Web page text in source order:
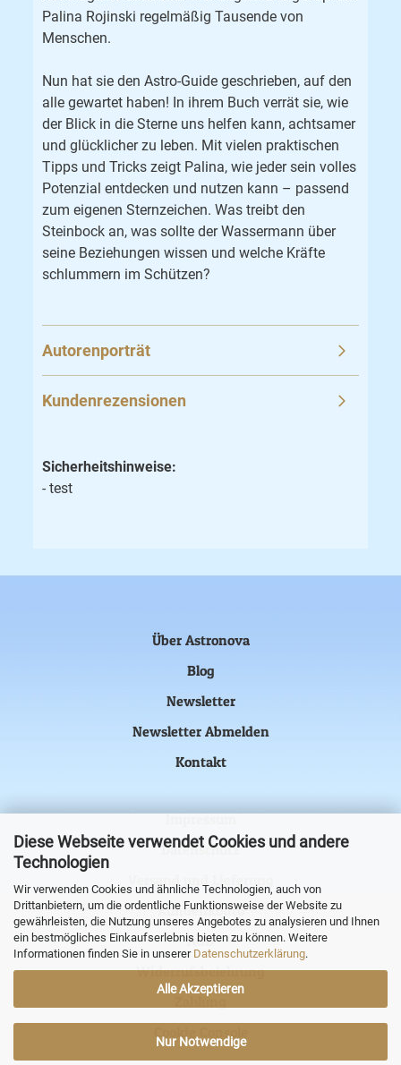
Diese Webseite verwendet Cookies und andere
Technologien
Wir verwenden Cookies und ähnliche Technologien, auch von
Drittanbietern, um die ordentliche Funktionsweise der Website zu
gewährleisten, die Nutzung unseres Angebotes zu analysieren und Ihnen
ein bestmögliches Einkaufserlebnis bieten zu können. Weitere
Informationen finden Sie in unserer Datenschutzerklärung.
Alle Akzeptieren
Nur Notwendige
Palina Rojinski regelmäßig Tausende von
Menschen.
Nun hat sie den Astro-Guide geschrieben, auf den
alle gewartet haben! In ihrem Buch verrät sie, wie
der Blick in die Sterne uns helfen kann, achtsamer
und glücklicher zu leben. Mit vielen praktischen
Tipps und Tricks zeigt Palina, wie jeder sein volles
Potenzial entdecken und nutzen kann – passend
zum eigenen Sternzeichen. Was treibt den
Steinbock an, was sollte der Wassermann über
seine Beziehungen wissen und welche Kräfte
schlummern im Schützen?
Autorenporträt
Kundenrezensionen
Sicherheitshinweise:
- test
Über Astronova
Blog
Newsletter
Newsletter Abmelden
Kontakt
Impressum
Datenschutz
Versand und Lieferung
Kundenkonto
AGB
Widerrufsbelehrung
Zahlung
Cookie Console